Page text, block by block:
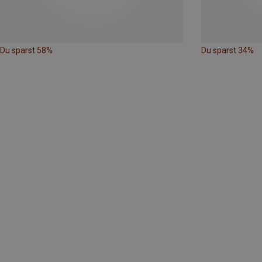
Du sparst 58% Du sparst 34%